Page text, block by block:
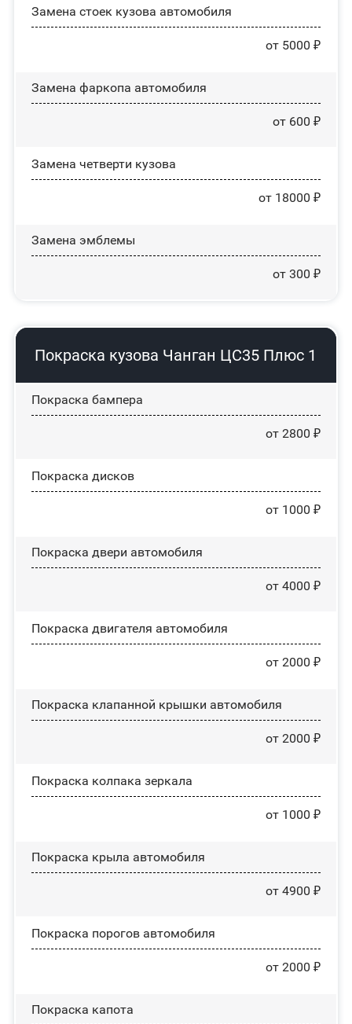
Замена стоек кузова автомобиля
от 5000 ₽
Замена фаркопа автомобиля
от 600 ₽
Замена четверти кузова
от 18000 ₽
Замена эмблемы
от 300 ₽
Покраска кузова Чанган ЦС35 Плюс 1
Покраска бампера
от 2800 ₽
Покраска дисков
от 1000 ₽
Покраска двери автомобиля
от 4000 ₽
Покраска двигателя автомобиля
от 2000 ₽
Покраска клапанной крышки автомобиля
от 2000 ₽
Покраска колпака зеркала
от 1000 ₽
Покраска крыла автомобиля
от 4900 ₽
Покраска порогов автомобиля
от 2000 ₽
Покраска капота